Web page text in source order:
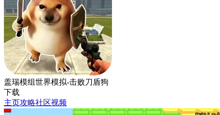
盖瑞模组世界模拟-击败刀盾狗
下载
主页攻略社区视频